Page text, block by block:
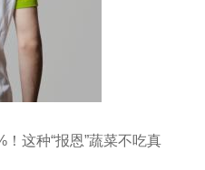
这种“报恩”蔬菜不吃真